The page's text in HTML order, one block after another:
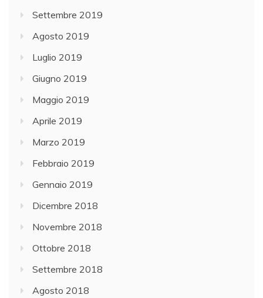
Settembre 2019
Agosto 2019
Luglio 2019
Giugno 2019
Maggio 2019
Aprile 2019
Marzo 2019
Febbraio 2019
Gennaio 2019
Dicembre 2018
Novembre 2018
Ottobre 2018
Settembre 2018
Agosto 2018